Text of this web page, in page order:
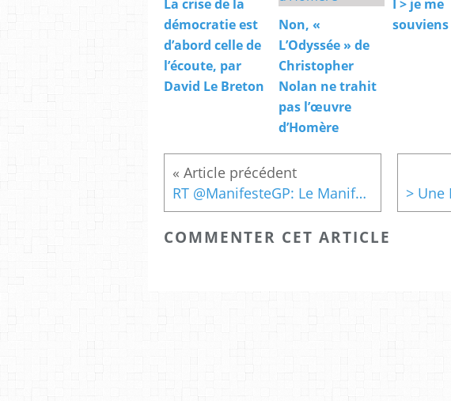
La crise de la
démocratie est
d’abord celle de
l’écoute, par
David Le Breton
Non, «
L’Odyssée » de
Christopher
Nolan ne trahit
pas l’œuvre
d’Homère
I > je me
souviens
RT @ManifesteGP: Le Manifeste du Grand Paris porte...
COMMENTER CET ARTICLE